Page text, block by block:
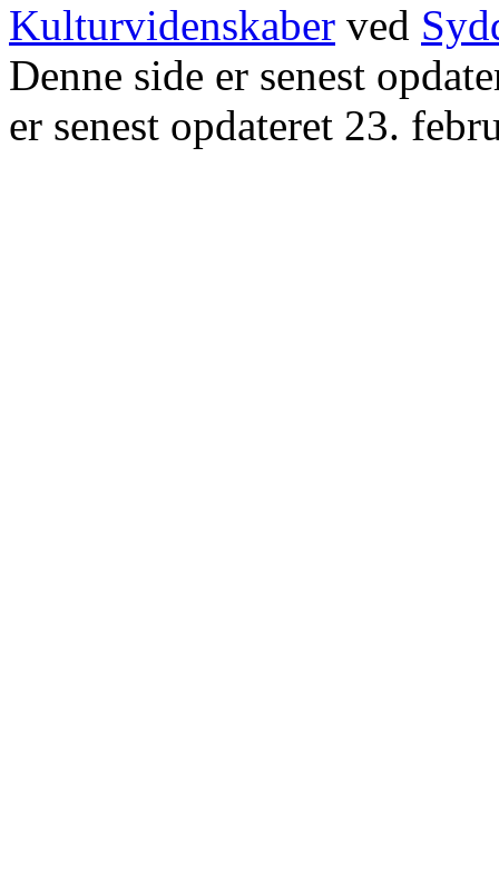
Kulturvidenskaber ved
Denne side er senest
er senest opdateret 23.